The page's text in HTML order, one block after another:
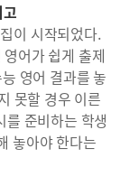
이 시작되었다.
어가 쉽게 출제
영어 결과를 놓
못할 경우 이른
준비하는 학생
놓아야 한다는